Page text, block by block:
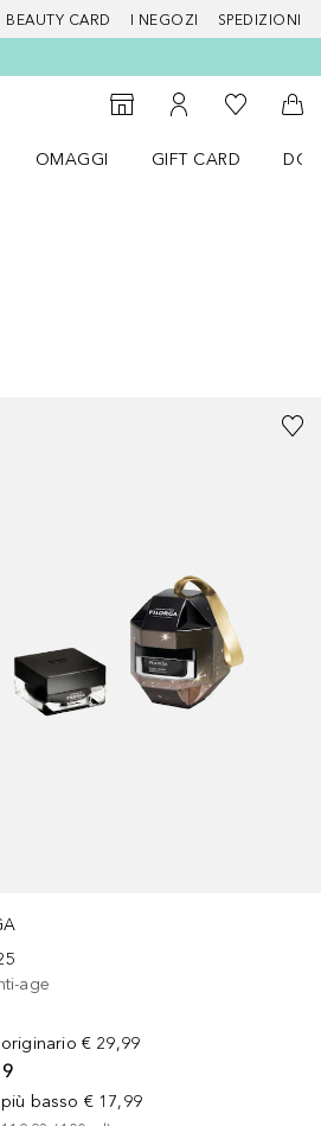
BEAUTY CARD I NEGOZI SPEDIZIONI
StorefinderAl Mio Account
Alla Mia
Al
OMAGGI
GIFT CARD
age
€ 29,99
basso € 17,99